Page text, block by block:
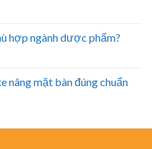
hợp ngành dược phẩm?
nâng mặt bàn đúng chuẩn